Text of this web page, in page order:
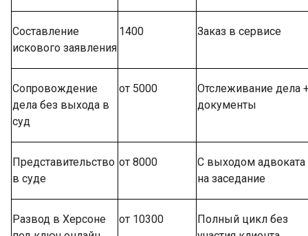
Составление
искового заявления
1400 Заказ в сервисе
Сопровождение
дела без выхода в
суд
от 5000
Отслеживание дела
документы
Представительство
в суде
от 8000
С выходом адвоката
на заседание
Развод в Херсоне
от 10300
Полный цикл без